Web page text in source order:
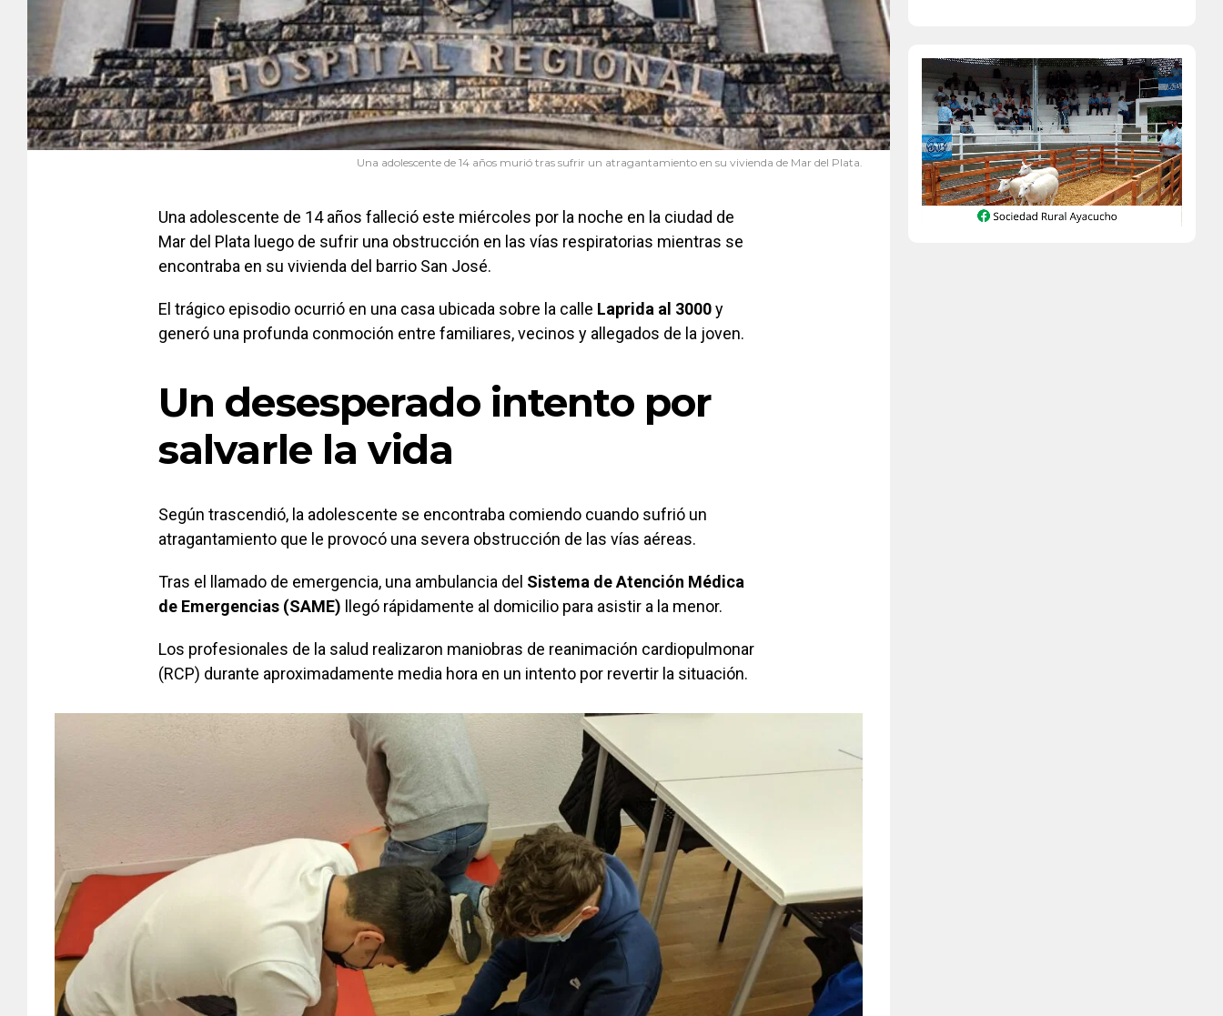
Una adolescente de 14 años murió tras sufrir un atragantamiento en su vivienda de Mar del Plata.
Una adolescente de 14 años falleció este miércoles por la noche en la ciudad de
Mar del Plata luego de sufrir una obstrucción en las vías respiratorias mientras se
encontraba en su vivienda del barrio San José.
El trágico episodio ocurrió en una casa ubicada sobre la calle Laprida al 3000y
generó una profunda conmoción entre familiares, vecinos y allegados de la joven.
Un desesperado intento por
salvarle la vida
Según trascendió, la adolescente se encontraba comiendo cuando sufrió un
atragantamiento que le provocó una severa obstrucción de las vías aéreas.
Tras el llamado de emergencia, una ambulancia del Sistema de Atención Médica
de Emergencias (SAME) llegó rápidamente al domicilio para asistir a la menor.
Los profesionales de la salud realizaron maniobras de reanimación cardiopulmonar
(RCP) durante aproximadamente media hora en un intento por revertir la situación.